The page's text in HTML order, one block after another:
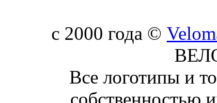
c 2000 года ©
Все логотипы и